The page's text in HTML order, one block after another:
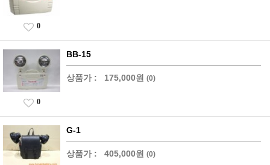
0
BB-15
상품가 : 175,000원 (0)
0
G-1
상품가 : 405,000원 (0)